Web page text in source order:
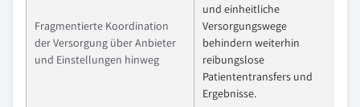
Fragmentierte Koordination
der Versorgung über Anbieter
und Einstellungen hinweg
und einheitliche
Versorgungswege
behindern weiterhin
reibungslose
Patiententransfers und
Ergebnisse.